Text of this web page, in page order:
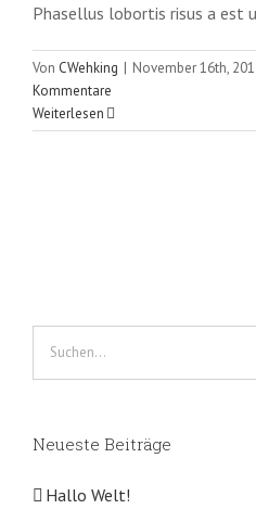
Phasellus lobortis risus a est
Von CWehking | November 16th,
Kommentare
Weiterlesen
Neueste Beiträge
Hallo Welt!